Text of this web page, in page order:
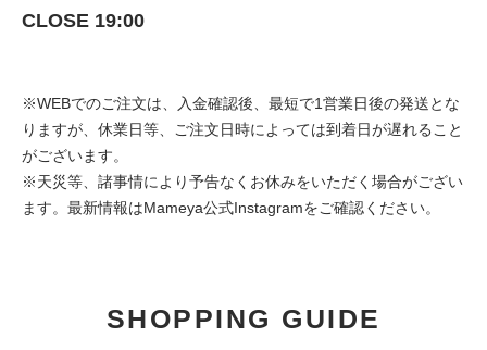
CLOSE 19:00
※WEBでのご注文は、入金確認後、最短で1営業日後の発送とな
りますが、休業日等、ご注文日時によっては到着日が遅れること
がございます。
※天災等、諸事情により予告なくお休みをいただく場合がござい
ます。最新情報はMameya公式Instagramをご確認ください。
SHOPPING GUIDE